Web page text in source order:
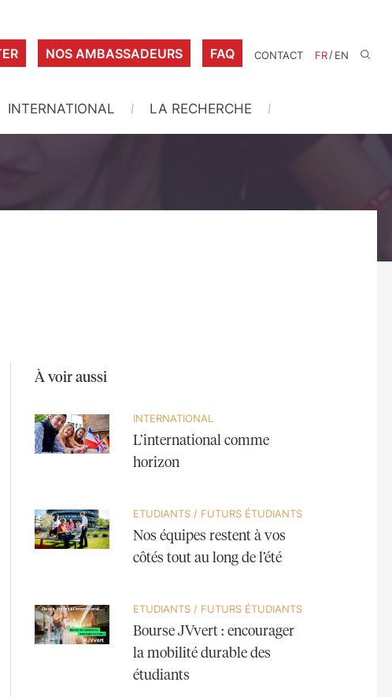
NOS AMBASSADEURS FAQ CONTACT FR/EN
INTERNATIONAL
LA RECHERCHE
À voir aussi
INTERNATIONAL
L’international comme
horizon
ETUDIANTS/ FUTURS ÉTUDIANTS
Nos équipes restent à vos
côtés tout au long de l’été
ETUDIANTS/ FUTURS ÉTUDIANTS
Bourse JVvert : encourager
la mobilité durable des
étudiants